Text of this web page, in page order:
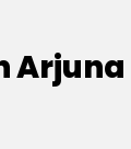
Arjuna